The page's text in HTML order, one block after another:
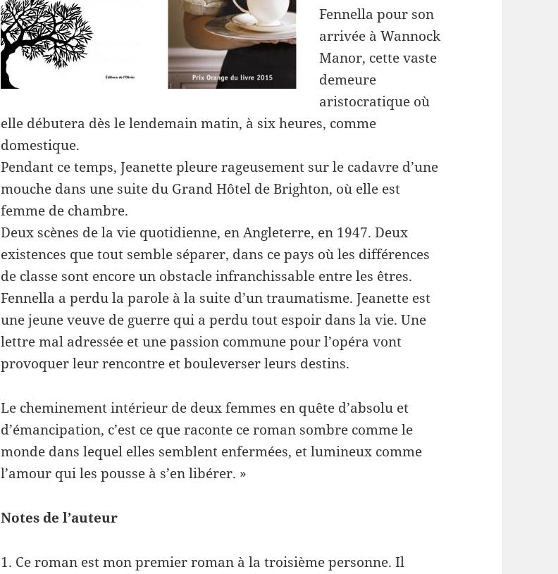
Fennella pour son
arrivée à Wannock
Manor, cette vaste
demeure
aristocratique où
elle débutera dès le lendemain matin, à six heures, comme
domestique.
Pendant ce temps, Jeanette pleure rageusement sur le cadavre d’une
mouche dans une suite du Grand Hôtel de Brighton, où elle est
femme de chambre.
Deux scènes de la vie quotidienne, en Angleterre, en 1947. Deux
existences que tout semble séparer, dans ce pays où les différences
de classe sont encore un obstacle infranchissable entre les êtres.
Fennella a perdu la parole à la suite d’un traumatisme. Jeanette est
une jeune veuve de guerre qui a perdu tout espoir dans la vie. Une
lettre mal adressée et une passion commune pour l’opéra vont
provoquer leur rencontre et bouleverser leurs destins.
Le cheminement intérieur de deux femmes en quête d’absolu et
d’émancipation, c’est ce que raconte ce roman sombre comme le
monde dans lequel elles semblent enfermées, et lumineux comme
l’amour qui les pousse à s’en libérer. »
Notes de l’auteur
1. Ce roman est mon premier roman à la troisième personne. Il